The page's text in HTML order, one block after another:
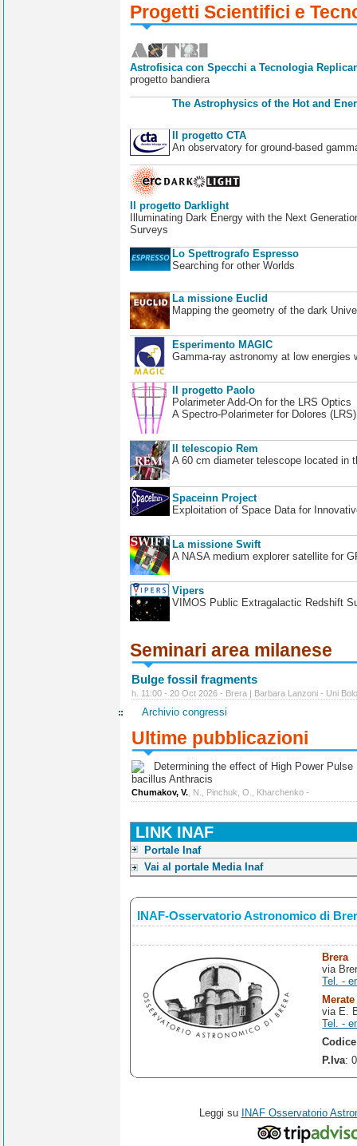
Progetti Scientifici e
Astrofisica con Specchi a Tecnologia
progetto bandiera
The Astrophysics of the Hot and
Il progetto CTA
An observatory for ground-based
Il progetto Darklight
Illuminating Dark Energy with the Next
Surveys
Lo Spettrografo Espresso
Searching for other Worlds
La missione Euclid
Mapping the geometry of the dark
Esperimento MAGIC
Gamma-ray astronomy at low energies
Il progetto Paolo
Polarimeter Add-On for the LRS Optics
A Spectro-Polarimeter for Dolores
Il telescopio Rem
A 60 cm diameter telescope located in
Spaceinn Project
Exploitation of Space Data for
La missione Swift
A NASA medium explorer satellite for
Vipers
VIMOS Public Extragalactic Redshift
Seminari area milanese
Bulge fossil fragments
h. 11:00 - 20 Oct 2026 - Brera | Barbara Lanzoni - Uni
Archivio congressi
Ultime pubblicazioni
Determining the effect of High Power Pulse
bacillus Anthracis
Chumakov, V. , N., Pinchuk, O., Kharchenko -
LINK INAF
Portale Inaf
Vai al portale Media Inaf
INAF-Osservatorio Astronomico di
Brera
via
Tel. -
Merate
via E.
Tel. -
P.Iva:
Leggi su INAF Osservatorio